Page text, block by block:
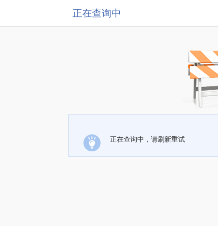
正在查询中
正在查询中，请刷新重试